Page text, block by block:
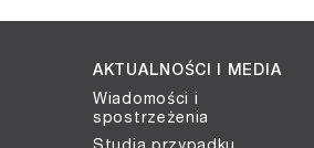
AKTUALNOŚCI I MEDIA
Wiadomości i
spostrzeżenia
Studia przypadku